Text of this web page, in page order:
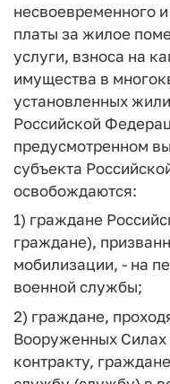
несвоевременного
платы за жилое
услуги, взноса на
имущества в
установленных
Российской
предусмотренном
субъекта
освобождаются:
1) граждане
граждане),
мобилизации, - на
военной службы;
2) граждане,
Вооруженных
контракту,